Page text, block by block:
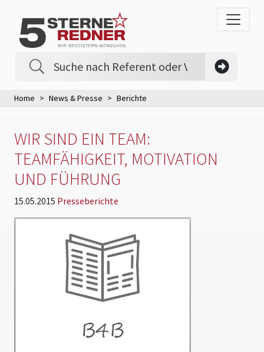
Home News & Presse Berichte
WIR SIND EIN TEAM:
TEAMFÄHIGKEIT, MOTIVATION
UND FÜHRUNG
15.05.2015 Presseberichte